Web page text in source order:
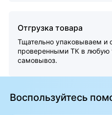
Отгрузка товара
Тщательно упаковываем и
проверенными ТК в любую
самовывоз.
Воспользуйтесь